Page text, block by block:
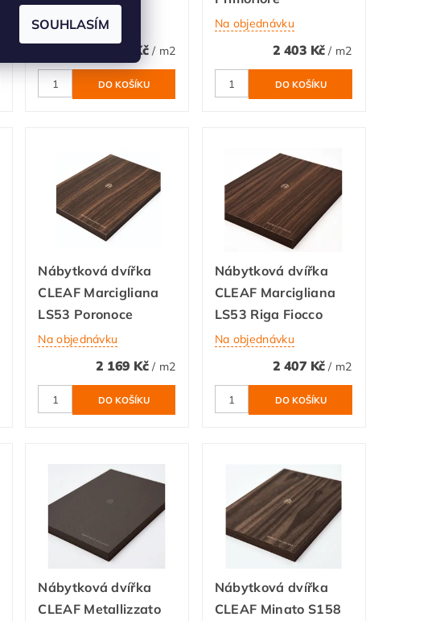
Na objednávku
2 399 Kč / m2
Na objednávku
2 403 Kč/ m2
Nábytková dvířka
CLEAF Marcigliana
LS53 Poronoce
Na objednávku
2 169 Kč / m2
Nábytková dvířka
CLEAF Marcigliana
LS53 Riga Fiocco
Na objednávku
2 407 Kč/ m2
Nábytková dvířka
CLEAF Metallizzato
Nábytková dvířka
CLEAF Minato S158
SOUHLASÍM